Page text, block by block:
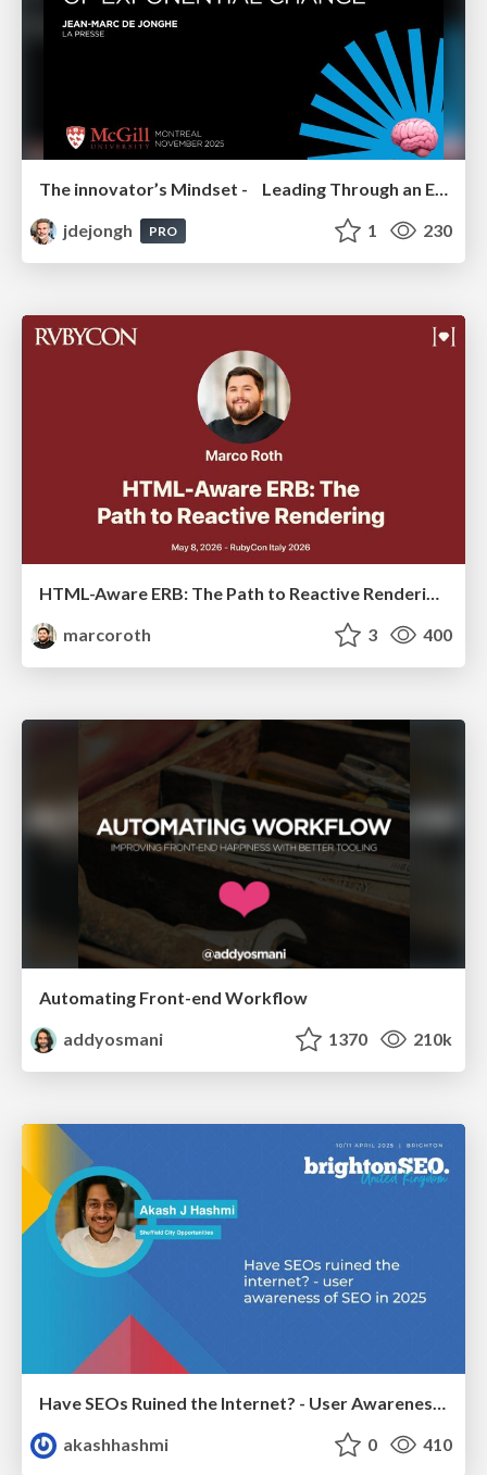
jdejongh
PRO 1 230
HTML-Aware ERB: The Path to Reactive Rendering @ RubyCon 2026, Rimini, Italy
marcoroth
3 400
Automating Front-end Workflow
addyosmani
1370 210k
Have SEOs Ruined the Internet? - User Awareness of SEO in 2025
akashhashmi
0 410